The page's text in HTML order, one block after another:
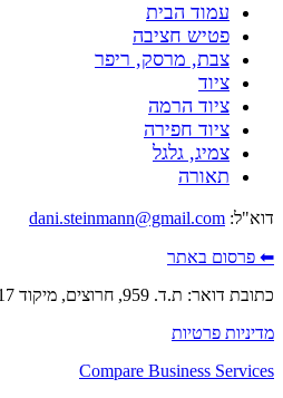
עמוד הבית
פטיש חציבה
צבת, מרסק, ריפר
ציוד
ציוד הרמה
ציוד חפירה
צמיג, גלגל
תאורה
דוא"ל: dani.steinmann@gmail.com
⬅ פרסום באתר
כתובת דואר: ת.ד. 959, חרוצים, מיקוד 60917
מדיניות פרטיות
Compare Business Services